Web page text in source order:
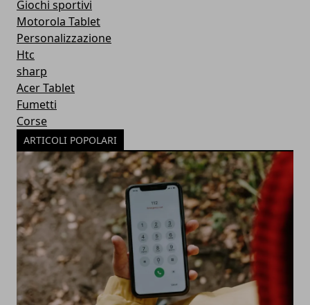
Giochi sportivi
Motorola Tablet
Personalizzazione
Htc
sharp
Acer Tablet
Fumetti
Corse
ARTICOLI POPOLARI